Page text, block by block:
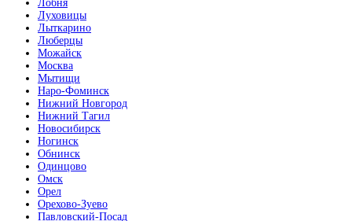
Лобня
Луховицы
Лыткарино
Люберцы
Можайск
Москва
Мытищи
Наро-Фоминск
Нижний Новгород
Нижний Тагил
Новосибирск
Ногинск
Обнинск
Одинцово
Омск
Орел
Орехово-Зуево
Павловский-Посад